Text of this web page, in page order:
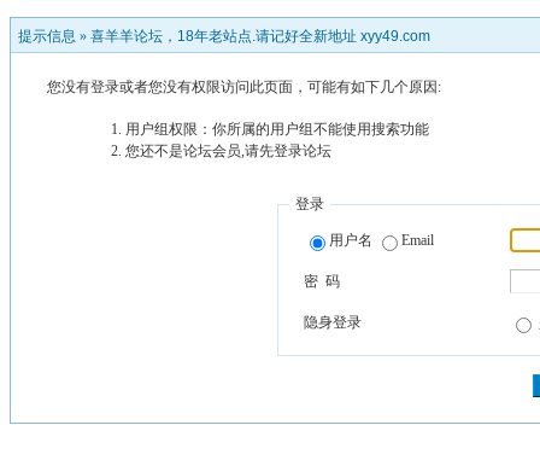
提示信息 » 喜羊羊论坛，18年老站点.请记好全新地址 xyy49.com
您没有登录或者您没有权限访问此页面，可能有如下几个原因:
用户组权限：你所属的用户组不能使用搜索功能
您还不是论坛会员,请先登录论坛
登录
用户名 Email
密 码
隐身登录